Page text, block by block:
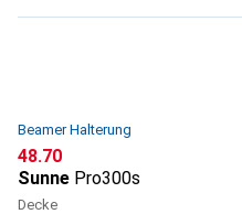
Beamer Halterung
CHF
48.70
Sunne Pro300s
Decke